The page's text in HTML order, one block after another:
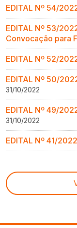
EDITAL Nº 54/
EDITAL Nº 53/
Convocação para
EDITAL Nº 52/
EDITAL Nº 50/
31/10/2022
EDITAL Nº 49/
31/10/2022
EDITAL Nº 41/